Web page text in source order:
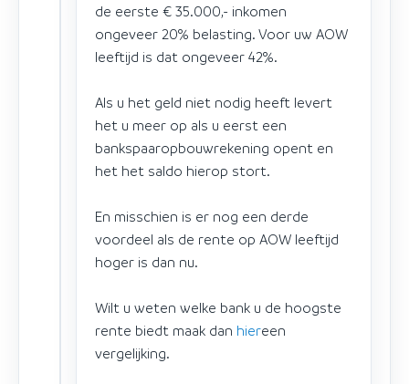
de eerste € 35.000,- inkomen
ongeveer 20% belasting. Voor uw AOW
leeftijd is dat ongeveer 42%.
Als u het geld niet nodig heeft levert
het u meer op als u eerst een
bankspaaropbouwrekening opent en
het het saldo hierop stort.
En misschien is er nog een derde
voordeel als de rente op AOW leeftijd
hoger is dan nu.
Wilt u weten welke bank u de hoogste
rente biedt maak dan hiereen
vergelijking.